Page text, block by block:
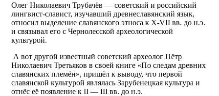
Олег Николаевич Трубачёв — советский и российский
лингвист-славист, изучавший древнеславянский язык,
относил выделение славянского этноса к X-VII вв. до н.э.
и связывал его с Чернолесской археологической
культурой.
А вот другой известный советский археолог Пётр
Николаевич Третьяков в своей книге «По следам древних
славянских племён», пришёл к выводу, что первой
славянской культурой являлась Зарубенецкая культура и
отнёс её появление к II — III вв. до н.э.